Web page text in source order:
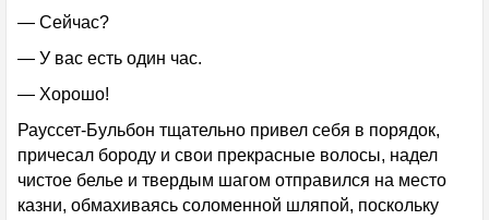
— Сейчас?
— У вас есть один час.
— Хорошо!
Рауссет-Бульбон тщательно привел себя в порядок,
причесал бороду и свои прекрасные волосы, надел
чистое белье и твердым шагом отправился на место
казни, обмахиваясь соломенной шляпой, поскольку